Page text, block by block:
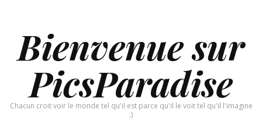
Bienvenue sur
PicsParadise
Chacun croit voir le monde tel qu'il est parce qu'il le voit tel qu'il l'imagine
:)